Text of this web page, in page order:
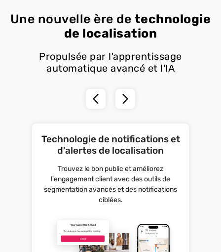
Une nouvelle ère de technologie
de localisation
Propulsée par l'apprentissage
automatique avancé et l'IA
Technologie de notifications et
d'alertes de localisation
Trouvez le bon public et améliorez
l'engagement client avec des outils de
segmentation avancés et des notifications
ciblées.